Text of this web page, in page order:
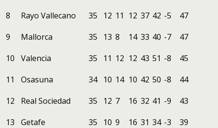
8
Rayo Vallecano 35 12 11 12 37 42 -5
47
9
Mallorca 35 13 8 14 33 40 -7
47
10
Valencia 35 11 12 12 43 51 -8
45
11
Osasuna 34 10 14 10 42 50 -8
44
12
Real Sociedad 35 12 7 16 32 41 -9
43
13
Getafe 35 10 9 16 31 34 -3
39